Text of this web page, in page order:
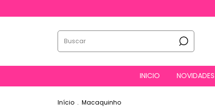
INICIO NOVIDADES
Início . Macaquinho